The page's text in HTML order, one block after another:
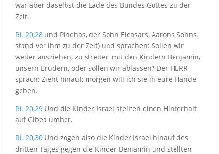
war aber daselbst die Lade des Bundes Gottes zu der
Zeit,
Ri. 20,28 und Pinehas, der Sohn Eleasars, Aarons Sohns,
stand vor ihm zu der Zeit) und sprachen: Sollen wir
weiter ausziehen, zu streiten mit den Kindern Benjamin,
unsern Brüdern, oder sollen wir ablassen? Der HERR
sprach: Zieht hinauf; morgen will ich sie in eure Hände
geben.
Ri. 20,29 Und die Kinder Israel stellten einen Hinterhalt
auf Gibea umher.
Ri. 20,30 Und zogen also die Kinder Israel hinauf des
dritten Tages gegen die Kinder Benjamin und stellten